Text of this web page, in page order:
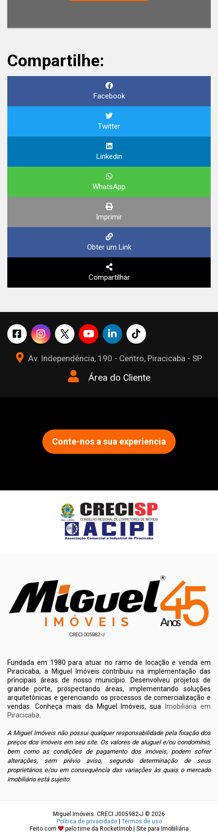
Compartilhe:
Facebook
Twitter
Linkedin
WhatsApp
Imprimir
Obter um Link
Compartilhar
Av. Independência, 190 - Centro, Piracicaba - SP
Área do Cliente
Conte-nos a sua experiencia
Fundada em 1980 para atuar no ramo de locação e venda em
Piracicaba, a Miguel Imóveis contribuiu na implementação das
principais áreas de nosso município. Desenvolveu projetos de
grande porte, prospectando áreas, implementando soluções
arquitetônicas e gerenciando os processos de comercialização e
vendas. Conheça mais da Miguel Imóveis, suaImobiliária em
Piracicaba
A Miguel Imóveis não possui qualquer responsabilidade pela fixação dos
preços dos imóveis em seu site. Os valores de aluguel e/ou condomínio,
bem como as condições de pagamento dos imóveis, podem sofrer
alterações, sem prévio aviso, segundo determinação de seus
proprietários e/ou em consequência das variações às quais o mercado
imobiliário está sujeito.
Miguel Imóveis. CRECI J005982-J © 2026
Política de privacidade| Termos de uso
Feito com
pelo time da RocketImob | Site para Imobiliária